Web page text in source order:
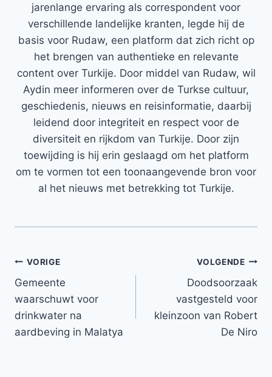
jarenlange ervaring als correspondent voor
verschillende landelijke kranten, legde hij de
basis voor Rudaw, een platform dat zich richt op
het brengen van authentieke en relevante
content over Turkije. Door middel van Rudaw, wil
Aydin meer informeren over de Turkse cultuur,
geschiedenis, nieuws en reisinformatie, daarbij
leidend door integriteit en respect voor de
diversiteit en rijkdom van Turkije. Door zijn
toewijding is hij erin geslaagd om het platform
om te vormen tot een toonaangevende bron voor
al het nieuws met betrekking tot Turkije.
Bericht
navigatie
VORIGE
Gemeente
waarschuwt voor
drinkwater na
aardbeving in Malatya
VOLGENDE
Doodsoorzaak
vastgesteld voor
kleinzoon van Robert
De Niro